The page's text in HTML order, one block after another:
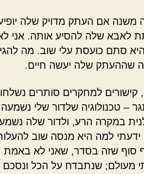
משנה אם העתק מדויק שלה
לאבא שלה להסיע אותה. אני
סתם כועסת עלי שוב. מה
שההעתק שלה יעשה חיים.
קישורים למחקרים סותרים
– טכנולוגיה שלדור שלי נשמעה
במקרה הרע, ולדור שלה
למה היא מנסה שוב
סוף שזה בסדר, שאני לא באמת
מעולם; שנתבדח על הכל ונסכם